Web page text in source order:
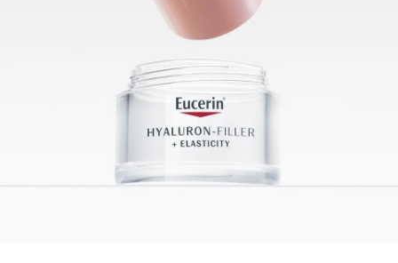
• Makro- und Mikro-Hyaluronsäure polstern Falten
gezielt auf und versorgen die Haut intensiv mit
• LSF 30 und UVA-Schutz: Schützt vor lichtbedingter,
vorzeitiger Hautalterung und weiterer Faltenbildung.
Die Nachfüllkapsel reduziert den Plastikverbrauch um
bis zu 90 % im Vergleich zum Tiegel. Sie ist mit allen
Eucerin Gesichtspflege-Tiegeln kompatibel und lässt
sich einfach einsetzen. So wird der Pflegealltag
nachhaltiger gestaltet, ohne auf Wirksamkeit zu